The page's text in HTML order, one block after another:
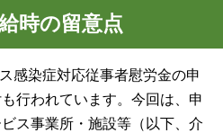
時の留意点
感染症対応従事者慰労金の申
行われています。今回は、申
ス事業所・施設等（以下、介